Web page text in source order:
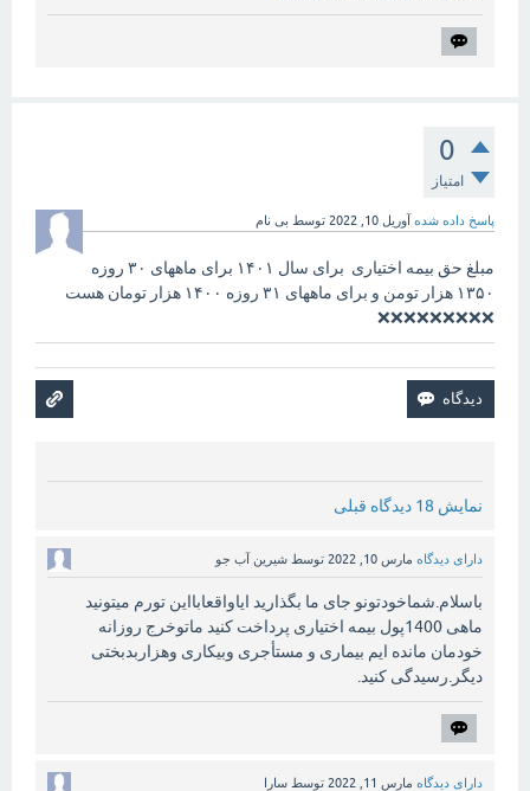
0
امتیاز
پاسخ داده شده آوریل 10, 2022 توسط بی نام
مبلغ حق بیمه اختیاری برای سال ۱۴۰۱ برای ماههای ۳۰ روزه
۱۳۵۰ هزار تومن و برای ماههای ۳۱ روزه ۱۴۰۰ هزار تومان هست
❌❌❌❌❌❌❌❌❌
نمایش 18 دیدگاه قبلی
دارای دیدگاه مارس 10, 2022 توسط شیرین آب جو
باسلام.شماخودتونو جای ما بگذارید ایاواقعابااین تورم میتونید
ماهی 1400پول بیمه اختیاری پرداخت کنید ماتوخرج روزانه
خودمان مانده ایم بیماری و مستأجری وبیکاری وهزاربدبختی
دیگر.رسیدگی کنید.
دارای دیدگاه مارس 11, 2022 توسط سارا